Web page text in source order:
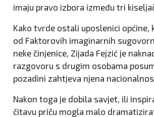
imaju pravo izbora između tri
Kako tvrde ostali uposlenici općine,
od Faktorovih imaginarnih
neke činjenice, Zijada Fejzić je
razgovoru s drugim osobama
pozadini zahtjeva njena
Nakon toga je dobila savjet, ili
čitavu priču mogla malo